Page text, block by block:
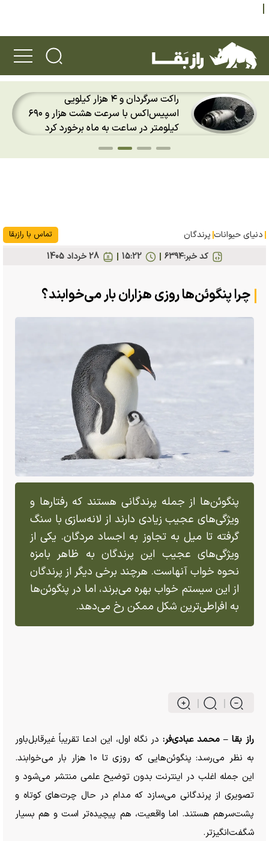
اسپیس‌اکس با سرعت هشت هزار و ۶۹۰
دو ویژگی عجیب خرس پاندا؛ ماجرای
انگشت ششم پاندا چیست؟
دنیای حیوانات پرندگان تماس با رازبقا
کد خبر:۶۳۹۴ 28 خرداد 1405 15:22
چرا پنگوئن‌ها روزی هزاران بار می‌خوابند؟
پنگوئن‌ها از جمله پرندگانی هستند که رفتار‌ها و
ویژگی‌های عجیب زیادی دارند از لانه‌سازی با سنگ
گرفته تا میل به تجاوز به اجساد مردگان. یکی از
ویژگی‌های عجیب این پرندگان به ظاهر بامزه
نحوه خواب آنهاست. هرچند برخی دیگر از پرندگان
از این سیستم خواب بهره می‌برند، اما در پنگوئن‌ها
به افراطی‌ترین شکل ممکن رخ می‌دهد.
راز بقا – محمد عبادی‌فر:در نگاه اول، این ادعا تقریباً غیرقابل‌باور
به نظر می‌رسد: پنگوئن‌هایی که روزی تا ۱۰ هزار بار می‌خوابند.
این جمله اغلب در اینترنت بدون توضیح علمی منتشر می‌شود و
تصویری از پرندگانی می‌سازد که مدام در حال چرت‌های کوتاه و
پشت‌سرهم هستند. اما واقعیت، هم پیچیده‌تر است و هم بسیار
شگفت‌انگیزتر.